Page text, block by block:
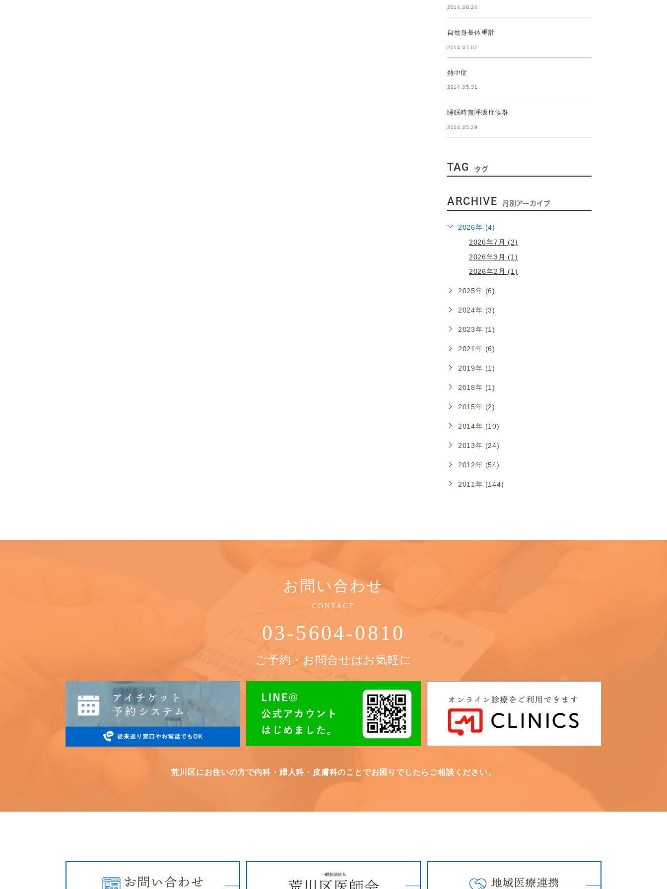
2014.08.24
自動身長体重計
2014.07.07
熱中症
2014.05.31
睡眠時無呼吸症候群
2014.05.29
TAG タグ
ARCHIVE 月別アーカイブ
2026年 (4)
2026年7月 (2)
2026年3月 (1)
2026年2月 (1)
2025年 (6)
2024年 (3)
2023年 (1)
2021年 (6)
2019年 (1)
2018年 (1)
2015年 (2)
2014年 (10)
2013年 (24)
2012年 (54)
2011年 (144)
お問い合わせ
CONTACT
03-5604-0810
ご予約・お問合せはお気軽に
荒川区にお住いの方で内科・婦人科・皮膚科のことでお困りでしたらご相談ください。